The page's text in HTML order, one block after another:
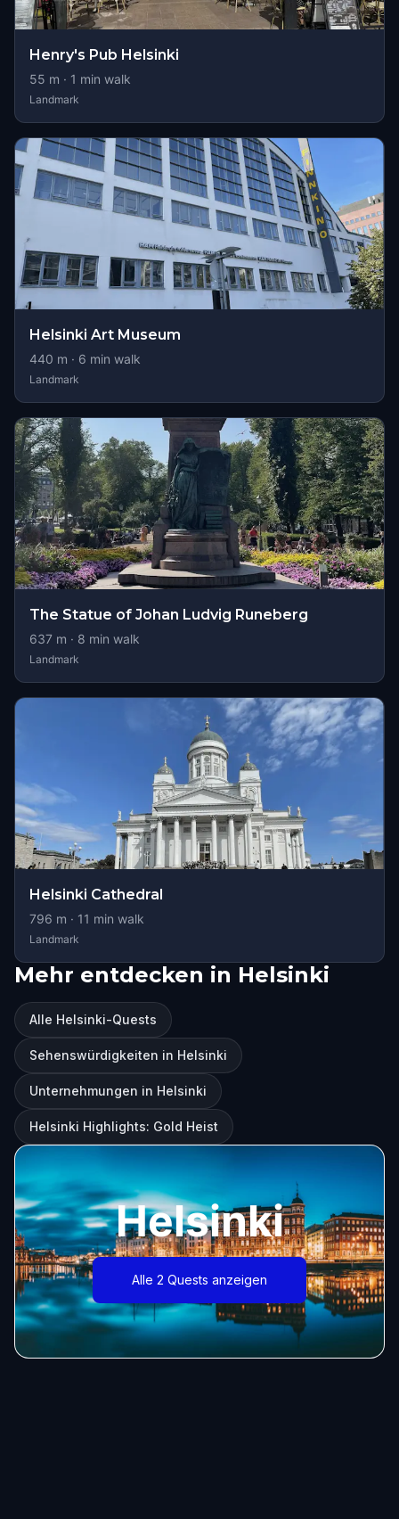
Henry's Pub Helsinki
55 m · 1 min walk
Landmark
Helsinki Art Museum
440 m · 6 min walk
Landmark
The Statue of Johan Ludvig Runeberg
637 m · 8 min walk
Landmark
Helsinki Cathedral
796 m · 11 min walk
Landmark
Mehr entdecken in Helsinki
Alle Helsinki-Quests
Sehenswürdigkeiten in Helsinki
Unternehmungen in Helsinki
Helsinki Highlights: Gold Heist
Helsinki
Alle 2 Quests anzeigen